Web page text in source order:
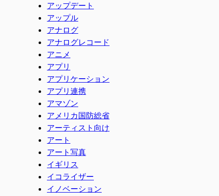
アップデート
アップル
アナログ
アナログレコード
アニメ
アプリ
アプリケーション
アプリ連携
アマゾン
アメリカ国防総省
アーティスト向け
アート
アート写真
イギリス
イコライザー
イノベーション